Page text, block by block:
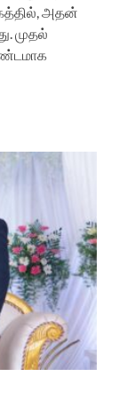
அதன்
முதல்